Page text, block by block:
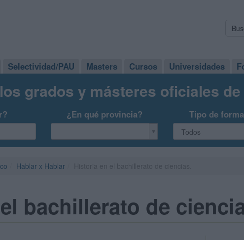
Selectividad/PAU Masters Cursos Universidades
grados y másteres oficiales de
¿En qué provincia? Tipo de
Hablar x Hablar
bachillerato de